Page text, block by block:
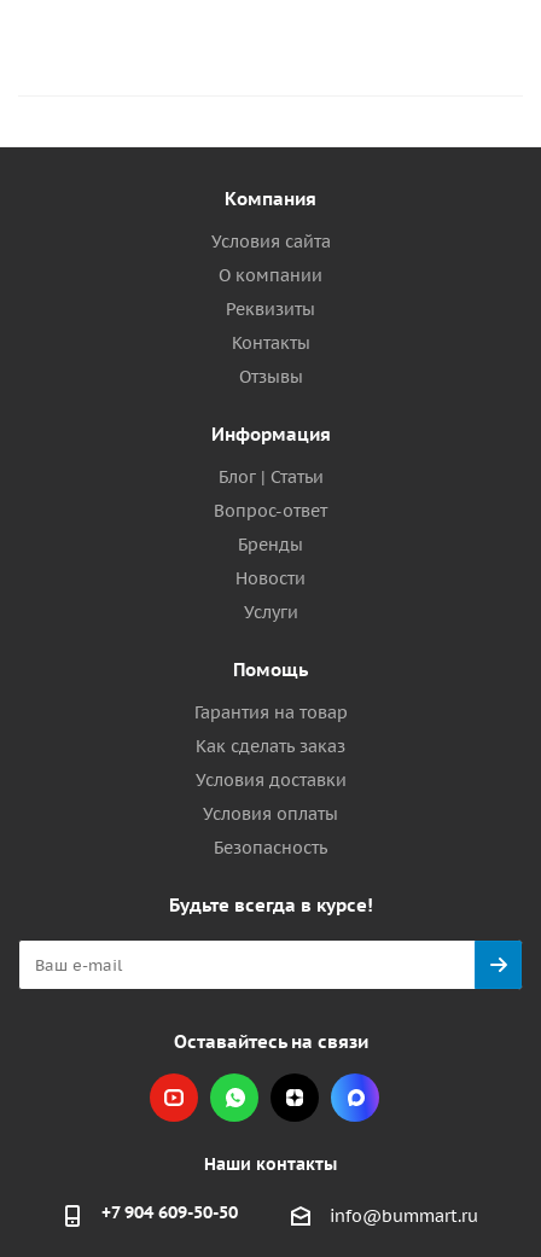
Компания
Условия сайта
О компании
Реквизиты
Контакты
Отзывы
Информация
Блог | Статьи
Вопрос-ответ
Бренды
Новости
Услуги
Помощь
Гарантия на товар
Как сделать заказ
Условия доставки
Условия оплаты
Безопасность
Будьте всегда в курсе!
Оставайтесь на связи
Наши контакты
+7 904 609-50-50 info@bummart.ru